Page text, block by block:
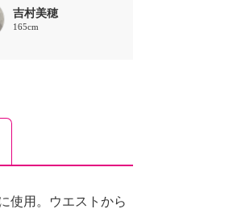
吉村美穂
165cm
使用。ウエストから